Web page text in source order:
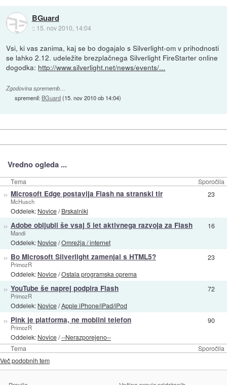
BGuard
:: 15. nov 2010, 14:04
Vsi, ki vas zanima, kaj se bo dogajalo s Silverlight-om v prihodnosti
se lahko 2.12. udeležite brezplačnega Silverlight FireStarter online
dogodka: http://www.silverlight.net/news/events/...
Zgodovina sprememb…
spremenil: BGuard(15. nov 2010 ob 14:04)
Vredno ogleda ...
Tema Sporočila
Tema Sporočila
» Microsoft Edge postavlja Flash na stranski tir
McHusch
Oddelek: Novice/Brskalniki
23
» Adobe obljubil še vsaj 5 let aktivnega razvoja za Flash
Mandi
Oddelek: Novice/Omrežja / internet
16
» Bo Microsoft Silverlight zamenjal s HTML5?
PrimozR
Oddelek: Novice/Ostala programska oprema
23
» YouTube še naprej podpira Flash
PrimozR
Oddelek: Novice/Apple iPhone/iPad/iPod
72
» Pink je platforma, ne mobilni telefon
PrimozR
Oddelek: Novice/--Nerazporejeno--
90
Več podobnih tem